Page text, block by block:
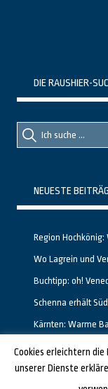
DIE RAUSHIER-
Suche
nach::
Suche
nach:
NEUESTE
Region
Wo Lagrein und
Buchtipp: oh!
Schenna erhält
Kärnten: Warme
GESTALTET UND
Cookies erleichtern
unserer Dienste